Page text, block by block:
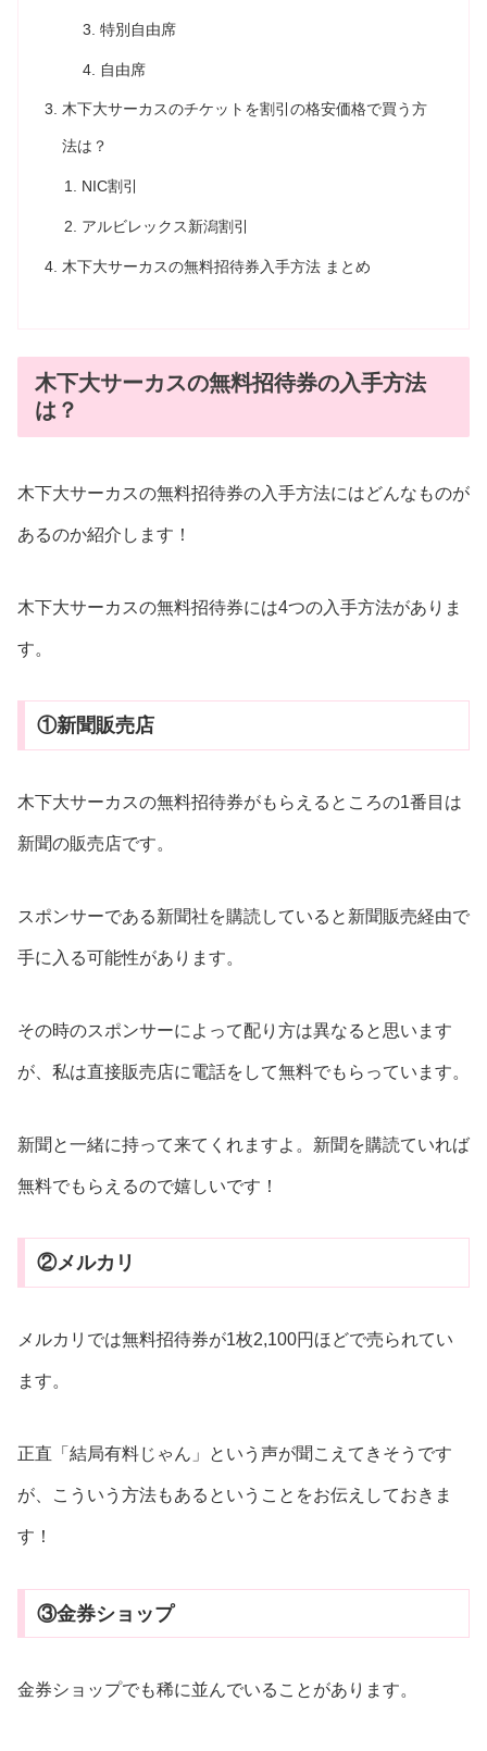
特別自由席
自由席
木下大サーカスのチケットを割引の格安価格で買う方
法は？
NIC割引
アルビレックス新潟割引
木下大サーカスの無料招待券入手方法 まとめ
木下大サーカスの無料招待券の入手方法
は？
木下大サーカスの無料招待券の入手方法にはどんなものが
あるのか紹介します！
木下大サーカスの無料招待券には4つの入手方法がありま
す。
①新聞販売店
木下大サーカスの無料招待券がもらえるところの1番目は
新聞の販売店です。
スポンサーである新聞社を購読していると新聞販売経由で
手に入る可能性があります。
その時のスポンサーによって配り方は異なると思います
が、私は直接販売店に電話をして無料でもらっています。
新聞と一緒に持って来てくれますよ。新聞を購読ていれば
無料でもらえるので嬉しいです！
②メルカリ
メルカリでは無料招待券が1枚2,100円ほどで売られてい
ます。
正直「結局有料じゃん」という声が聞こえてきそうです
が、こういう方法もあるということをお伝えしておきま
す！
③金券ショップ
金券ショップでも稀に並んでいることがあります。